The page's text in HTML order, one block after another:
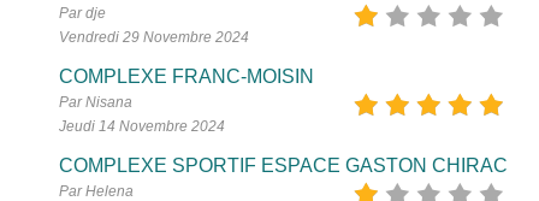
Par dje
Vendredi 29 Novembre 2024
COMPLEXE FRANC-MOISIN
Par Nisana
Jeudi 14 Novembre 2024
COMPLEXE SPORTIF ESPACE GASTON CHIRAC
Par Helena